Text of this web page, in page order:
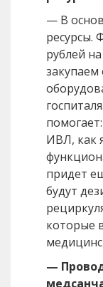
— В
ресурсы.
рублей
ИВЛ, как
придет
будут
которые
—